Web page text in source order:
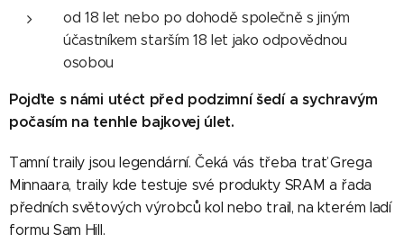
od 18 let nebo po dohodě společně s jiným
účastníkem starším 18 let jako odpovědnou
osobou
Pojďte s námi utéct před podzimní šedí a sychravým
počasím na tenhle bajkovej úlet.
Tamní traily jsou legendární. Čeká vás třeba trať Grega
Minnaara, traily kde testuje své produkty SRAM a řada
předních světových výrobců kol nebo trail, na kterém ladí
formu Sam Hill.